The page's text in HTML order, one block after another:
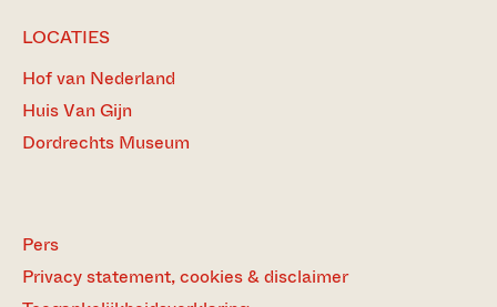
LOCATIES
Hof van Nederland
Huis Van Gijn
Dordrechts Museum
Pers
Privacy statement, cookies & disclaimer